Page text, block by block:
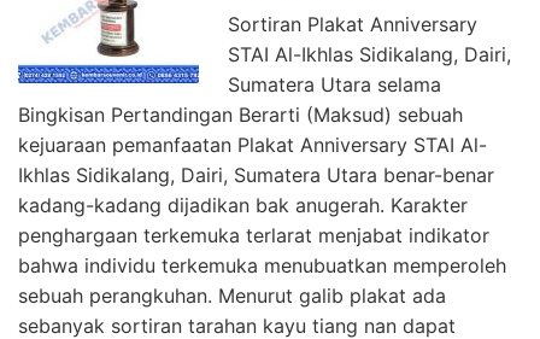
Sortiran Plakat Anniversary
STAI Al-Ikhlas Sidikalang, Dairi,
Sumatera Utara selama
Bingkisan Pertandingan Berarti (Maksud) sebuah
kejuaraan pemanfaatan Plakat Anniversary STAI Al-
Ikhlas Sidikalang, Dairi, Sumatera Utara benar-benar
kadang-kadang dijadikan bak anugerah. Karakter
penghargaan terkemuka terlarat menjabat indikator
bahwa individu terkemuka menubuatkan memperoleh
sebuah perangkuhan. Menurut galib plakat ada
sebanyak sortiran tarahan kayu tiang nan dapat